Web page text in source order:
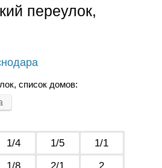
переулок,
список домов:
1/4 1/5
1/1